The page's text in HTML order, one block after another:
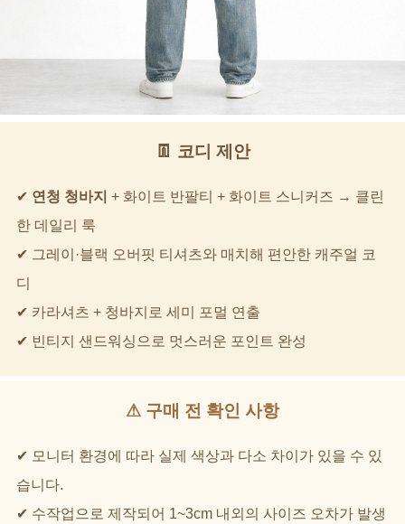
👖 코디 제안
✔ 연청 청바지 + 화이트 반팔티 + 화이트 스니커즈 → 클린
한 데일리 룩
✔ 그레이·블랙 오버핏 티셔츠와 매치해 편안한 캐주얼 코
디
✔ 카라셔츠 + 청바지로 세미 포멀 연출
✔ 빈티지 샌드워싱으로 멋스러운 포인트 완성
⚠ 구매 전 확인 사항
✔ 모니터 환경에 따라 실제 색상과 다소 차이가 있을 수 있
습니다.
✔ 수작업으로 제작되어 1~3cm 내외의 사이즈 오차가 발생